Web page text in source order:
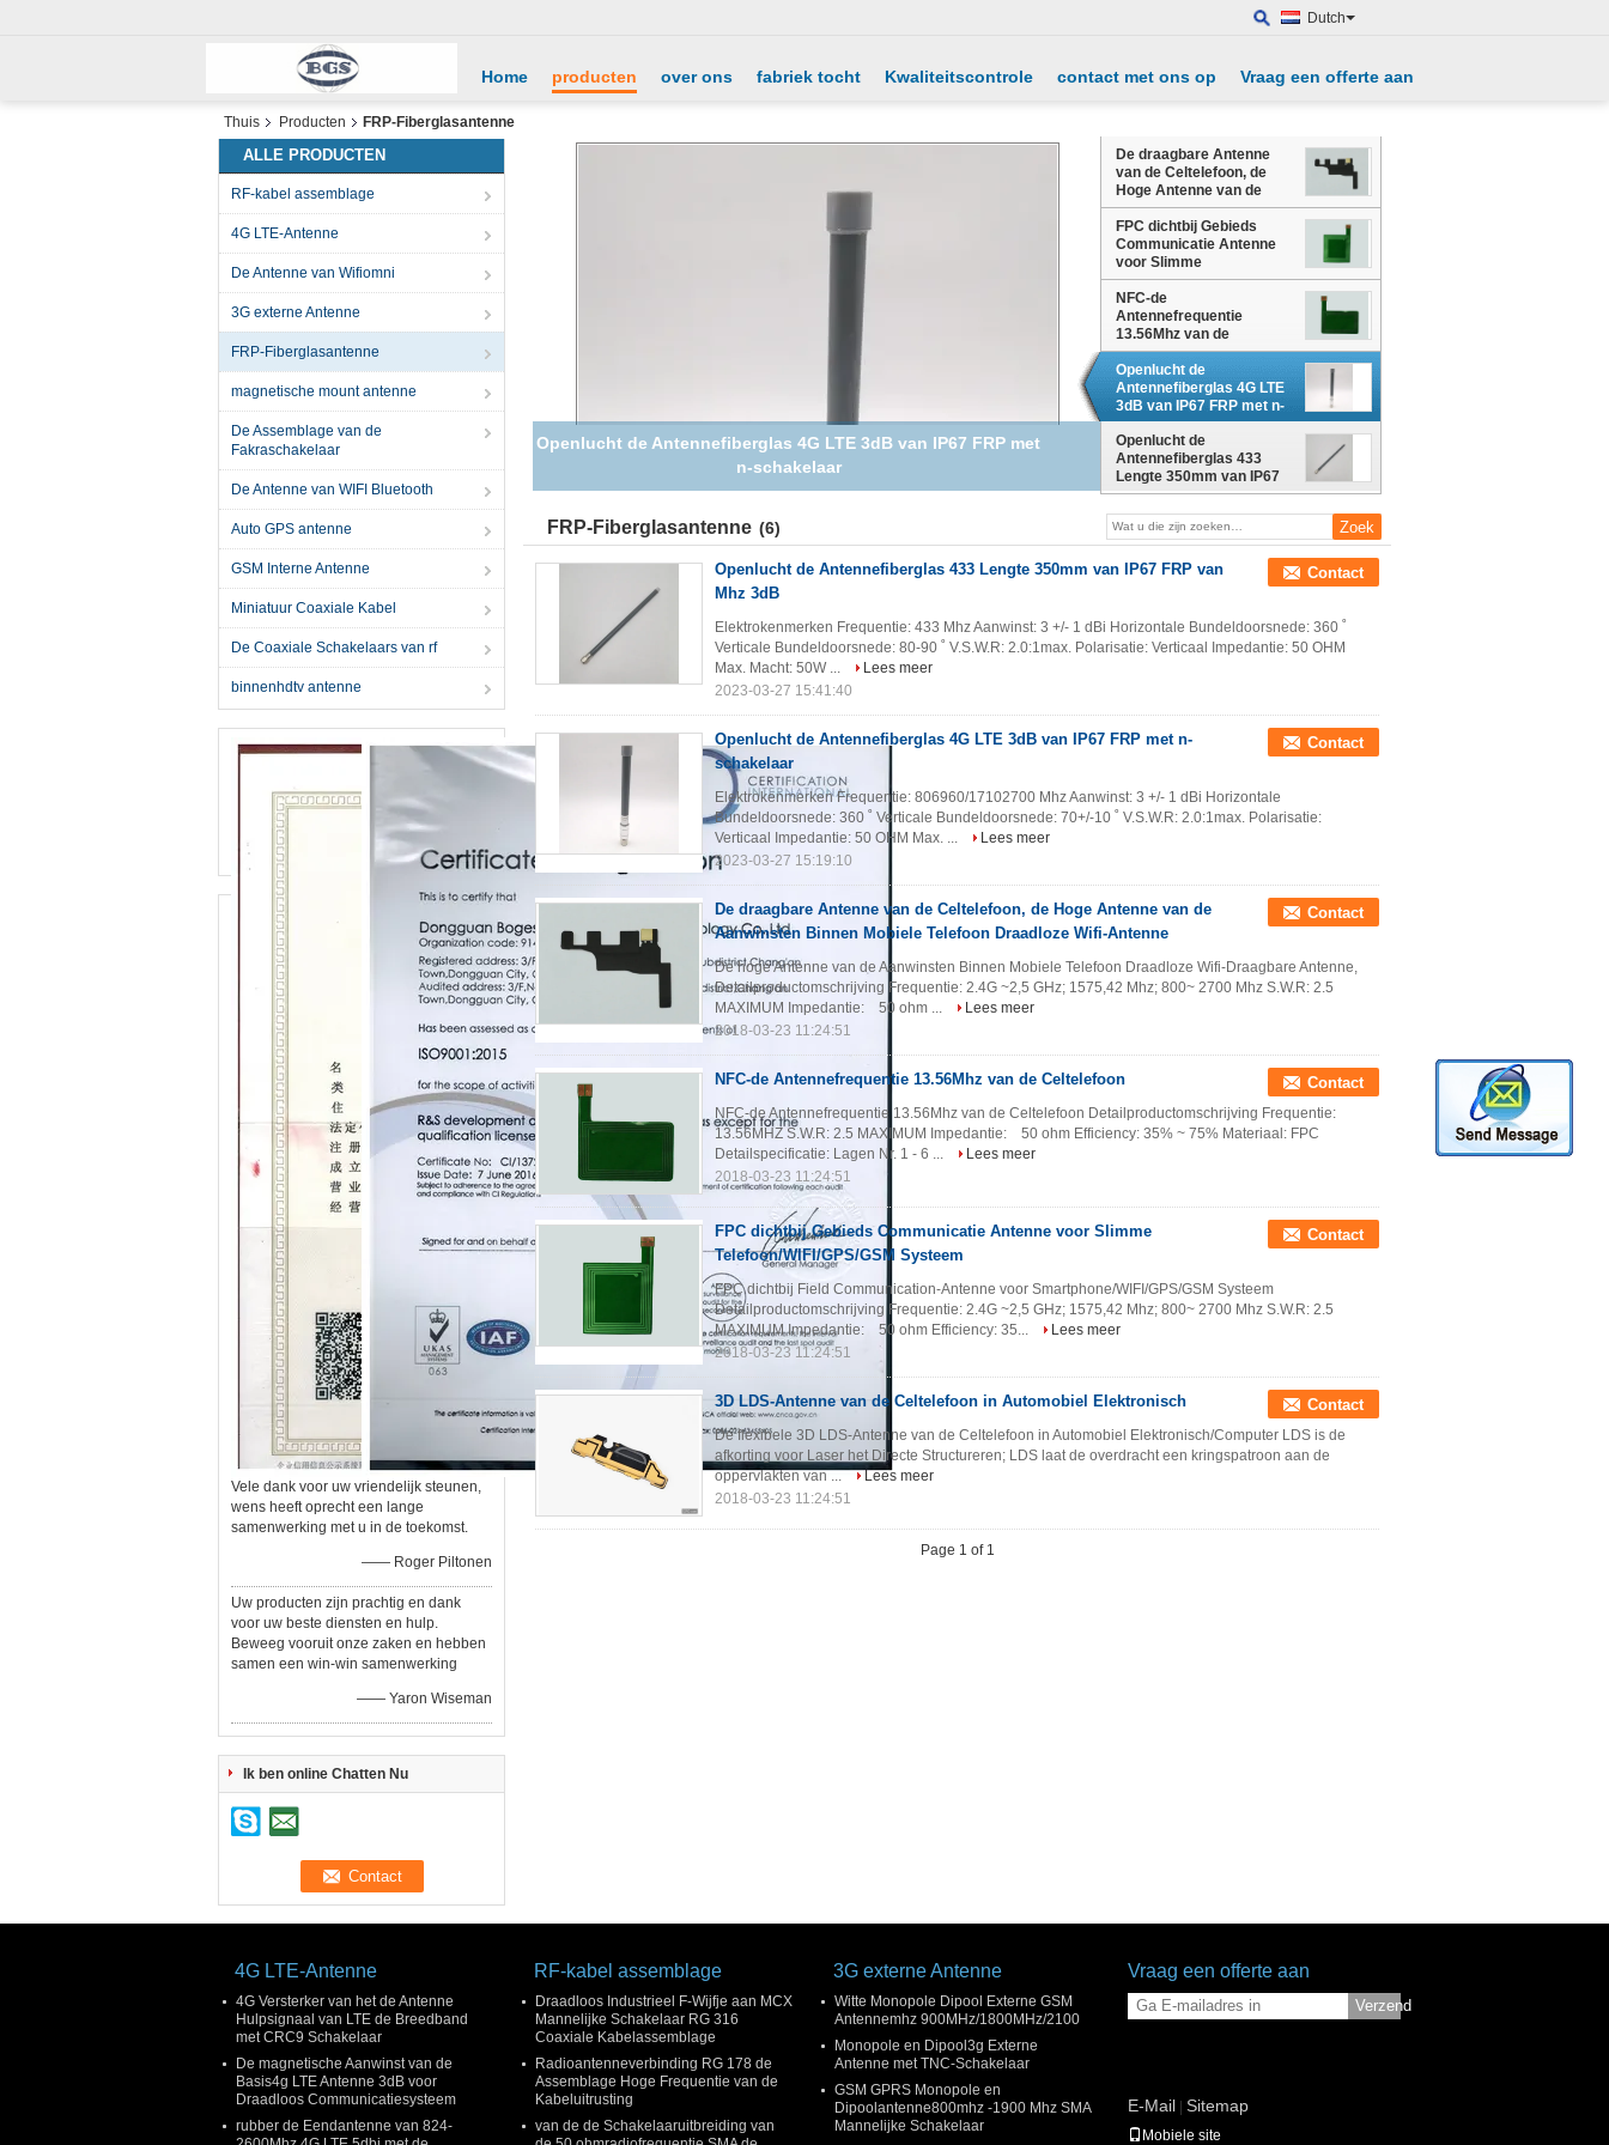
Dutch
Home producten over ons fabriek tocht Kwaliteitscontrole contact met ons op Vraag een offerte aan
Thuis Producten FRP-Fiberglasantenne
ALLE PRODUCTEN
RF-kabel assemblage
4G LTE-Antenne
De Antenne van Wifiomni
3G externe Antenne
FRP-Fiberglasantenne
magnetische mount antenne
De Assemblage van de
Fakraschakelaar
De Antenne van WIFI Bluetooth
Auto GPS antenne
GSM Interne Antenne
Miniatuur Coaxiale Kabel
De Coaxiale Schakelaars van rf
binnenhdtv antenne
Vele dank voor uw vriendelijk steunen,
wens heeft oprecht een lange
samenwerking met u in de toekomst.
—— Roger Piltonen
Uw producten zijn prachtig en dank
voor uw beste diensten en hulp.
Beweeg vooruit onze zaken en hebben
samen een win-win samenwerking
—— Yaron Wiseman
Ik ben online Chatten Nu
Openlucht de Antennefiberglas 4G LTE 3dB van IP67 FRP met
n-schakelaar
De draagbare Antenne
van de Celtelefoon, de
Hoge Antenne van de
Aanwinsten Binnen
Mobiele Telefoon
Draadloze Wifi-Antenne
FPC dichtbij Gebieds
Communicatie Antenne
voor Slimme
Telefoon/WIFI/GPS/GSM
Systeem
NFC-de
Antennefrequentie
13.56Mhz van de
Celtelefoon
Openlucht de
Antennefiberglas 4G LTE
3dB van IP67 FRP met n-
schakelaar
Openlucht de
Antennefiberglas 433
Lengte 350mm van IP67
FRP van Mhz 3dB
FRP-Fiberglasantenne (6)
Openlucht de Antennefiberglas 433 Lengte 350mm van IP67 FRP van
Mhz 3dB
Contact
Elektrokenmerken Frequentie: 433 Mhz Aanwinst: 3 +/- 1 dBi Horizontale Bundeldoorsnede: 360 ˚
Verticale Bundeldoorsnede: 80-90 ˚ V.S.W.R: 2.0:1max. Polarisatie: Verticaal Impedantie: 50 OHM
Max. Macht: 50W ...
Lees meer
2023-03-27 15:41:40
Openlucht de Antennefiberglas 4G LTE 3dB van IP67 FRP met n-
schakelaar
Contact
Elektrokenmerken Frequentie: 806960/17102700 Mhz Aanwinst: 3 +/- 1 dBi Horizontale
Bundeldoorsnede: 360 ˚ Verticale Bundeldoorsnede: 70+/-10 ˚ V.S.W.R: 2.0:1max. Polarisatie:
Verticaal Impedantie: 50 OHM Max. ...
Lees meer
2023-03-27 15:19:10
De draagbare Antenne van de Celtelefoon, de Hoge Antenne van de
Aanwinsten Binnen Mobiele Telefoon Draadloze Wifi-Antenne
Contact
De hoge Antenne van de Aanwinsten Binnen Mobiele Telefoon Draadloze Wifi-Draagbare Antenne,
Detailproductomschrijving Frequentie: 2.4G ~2,5 GHz; 1575,42 Mhz; 800~ 2700 Mhz S.W.R: 2.5
MAXIMUM Impedantie: 50 ohm ...
Lees meer
2018-03-23 11:24:51
NFC-de Antennefrequentie 13.56Mhz van de Celtelefoon Contact
NFC-de Antennefrequentie 13.56Mhz van de Celtelefoon Detailproductomschrijving Frequentie:
13.56MHZ S.W.R: 2.5 MAXIMUM Impedantie: 50 ohm Efficiency: 35% ~ 75% Materiaal: FPC
Detailspecificatie: Lagen Nr. 1 - 6 ...
Lees meer
2018-03-23 11:24:51
FPC dichtbij Gebieds Communicatie Antenne voor Slimme
Telefoon/WIFI/GPS/GSM Systeem
Contact
FPC dichtbij Field Communication-Antenne voor Smartphone/WIFI/GPS/GSM Systeem
Detailproductomschrijving Frequentie: 2.4G ~2,5 GHz; 1575,42 Mhz; 800~ 2700 Mhz S.W.R: 2.5
MAXIMUM Impedantie: 50 ohm Efficiency: 35...
Lees meer
2018-03-23 11:24:51
3D LDS-Antenne van de Celtelefoon in Automobiel Elektronisch Contact
De flexibele 3D LDS-Antenne van de Celtelefoon in Automobiel Elektronisch/Computer LDS is de
afkorting voor Laser het Directe Structureren; LDS laat de overdracht een kringspatroon aan de
oppervlakten van ...
Lees meer
2018-03-23 11:24:51
Page 1 of 1
4G LTE-Antenne
4G Versterker van het de Antenne
Hulpsignaal van LTE de Breedband
met CRC9 Schakelaar
De magnetische Aanwinst van de
Basis4g LTE Antenne 3dB voor
Draadloos Communicatiesysteem
rubber de Eendantenne van 824-
RF-kabel assemblage
Draadloos Industrieel F-Wijfje aan MCX
Mannelijke Schakelaar RG 316
Coaxiale Kabelassemblage
Radioantenneverbinding RG 178 de
Assemblage Hoge Frequentie van de
Kabeluitrusting
van de de Schakelaaruitbreiding van
3G externe Antenne
Witte Monopole Dipool Externe GSM
Antennemhz 900MHz/1800MHz/2100
Monopole en Dipool3g Externe
Antenne met TNC-Schakelaar
GSM GPRS Monopole en
Dipoolantenne800mhz -1900 Mhz SMA
Mannelijke Schakelaar
Vraag een offerte aan
Verzend
E-Mail | Sitemap
Mobiele site